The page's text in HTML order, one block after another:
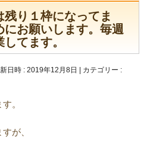
残り１枠になってま
お願いします。毎週
てます。
日時 : 2019年12月8日 カテゴリー :
。
が、